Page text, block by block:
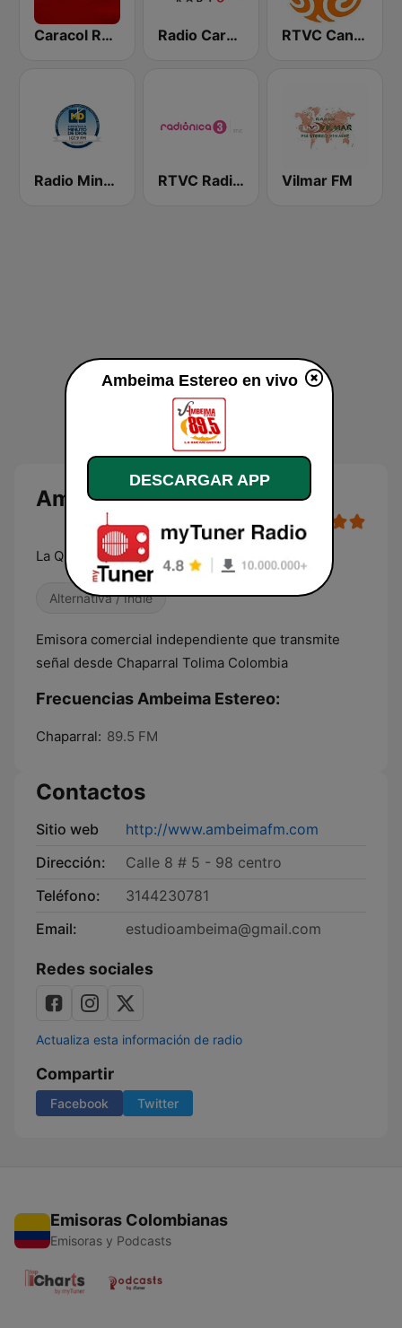
Caracol Radio - Barranquilla Radio Caracol 590 AM RTVC Canal Educativo
Radio Minuto de Dios Bogotá RTVC Radiónica 3 Vilmar FM
Ambeima Estereo en vivo
La Que Me Gusta
Alternativa / Indie
Emisora comercial independiente que transmite
señal desde Chaparral Tolima Colombia
Frecuencias Ambeima Estereo:
Chaparral: 89.5 FM
Contactos
Sitio web
http://www.ambeimafm.com
Dirección:
Calle 8 # 5 - 98 centro
Teléfono:
3144230781
Email:
estudioambeima@gmail.com
Redes sociales
Actualiza esta información de radio
Compartir
Facebook Twitter
Emisoras Colombianas
Emisoras y Podcasts
Ambeima Estereo en vivo
DESCARGAR APP